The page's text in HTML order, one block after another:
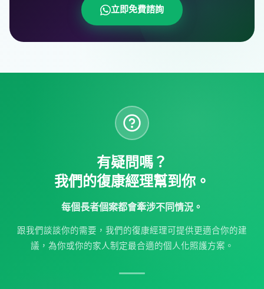
立即免費諮詢
有疑問嗎？
我們的復康經理幫到你。
每個長者個案都會牽涉不同情況。
跟我們談談你的需要，我們的復康經理可提供更適合你的建
議，為你或你的家人制定最合適的個人化照護方案。